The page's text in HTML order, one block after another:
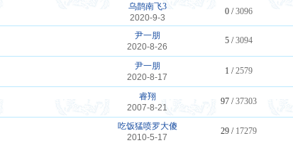
乌鹊南飞3
2020-9-3
0 /3096
尹一朋
2020-8-26
5 /3094
尹一朋
2020-8-17
1 /2579
睿翔
2007-8-21
97 /37303
吃饭猛喷罗大傻
2010-5-17
29 / 17279